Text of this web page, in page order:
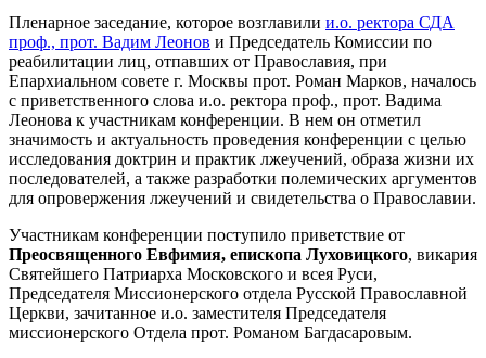
Пленарное заседание, которое возглавили и.о. ректора СДА
проф., прот. Вадим Леонов и Председатель Комиссии по
реабилитации лиц, отпавших от Православия, при
Епархиальном совете г. Москвы прот. Роман Марков, началось
с приветственного слова и.о. ректора проф., прот. Вадима
Леонова к участникам конференции. В нем он отметил
значимость и актуальность проведения конференции с целью
исследования доктрин и практик лжеучений, образа жизни их
последователей, а также разработки полемических аргументов
для опровержения лжеучений и свидетельства о Православии.
Участникам конференции поступило приветствие от
Преосвященного Евфимия, епископа Луховицкого, викария
Святейшего Патриарха Московского и всея Руси,
Председателя Миссионерского отдела Русской Православной
Церкви, зачитанное и.о. заместителя Председателя
миссионерского Отдела прот. Романом Багдасаровым.